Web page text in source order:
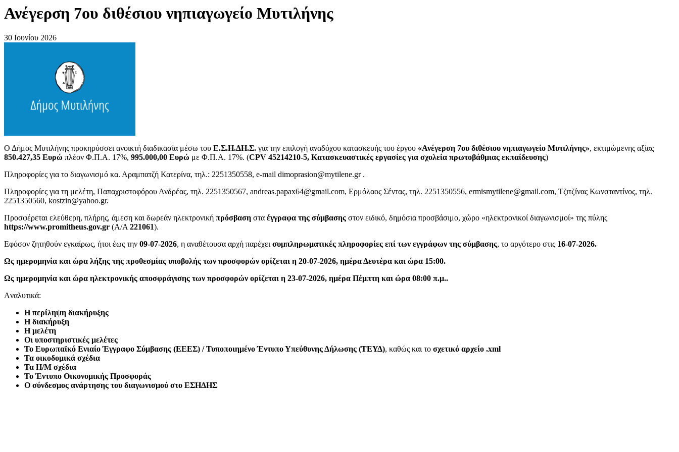
Ανέγερση 7ου διθέσιου νηπιαγωγείο Μυτιλήνης
30 Ιουνίου 2026
Ο Δήμος Μυτιλήνης προκηρύσσει ανοικτή διαδικασία μέσω του Ε.Σ.Η.ΔΗ.Σ. για την επιλογή αναδόχου κατασκευής του έργου «Ανέγερση 7ου διθέσιου νηπιαγωγείο Μυτιλήνης», εκτιμώμενης αξίας
850.427,35 Ευρώ πλέον Φ.Π.Α. 17%, 995.000,00 Ευρώ με Φ.Π.Α. 17%. (CPV 45214210-5, Κατασκευαστικές εργασίες για σχολεία πρωτοβάθμιας εκπαίδευσης)
Πληροφορίες για το διαγωνισμό κα. Αραμπατζή Κατερίνα, τηλ.: 2251350558, e-mail dimoprasion@mytilene.gr.
Πληροφορίες για τη μελέτη, Παπαχριστοφόρου Ανδρέας, τηλ. 2251350567, andreas.papax64@gmail.com, Ερμόλαος Σέντας, τηλ. 2251350556, ermismytilene@gmail.com, Τζιτζίνας Κωνσταντίνος, τηλ.
2251350560, kostzin@yahoo.gr.
Προσφέρεται ελεύθερη, πλήρης, άμεση και δωρεάν ηλεκτρονική πρόσβαση στα έγγραφα της σύμβασης στον ειδικό, δημόσια προσβάσιμο, χώρο «ηλεκτρονικοί διαγωνισμοί» της πύλης
https://www.promitheus.gov.gr (Α/Α221061).
Εφόσον ζητηθούν εγκαίρως, ήτοι έως την 09-07-2026, η αναθέτουσα αρχή παρέχεισυμπληρωματικές πληροφορίες επί των εγγράφων της σύμβασης, το αργότερο στις 16-07-2026.
Ως ημερομηνία και ώρα λήξης της προθεσμίας υποβολής των προσφορών ορίζεται η 20-07-2026, ημέρα Δευτέρα και ώρα 15:00.
Ως ημερομηνία και ώρα ηλεκτρονικής αποσφράγισης των προσφορών ορίζεται η 23-07-2026, ημέρα Πέμπτη και ώρα 08:00 π.μ..
Aναλυτικά:
Η περίληψη διακήρυξης
Η διακήρυξη
Η μελέτη
Οι υποστηριστικές μελέτες
Το Ευρωπαϊκό Ενιαίο Έγγραφο Σύμβασης (ΕΕΕΣ) / Τυποποιημένο Έντυπο Υπεύθυνης Δήλωσης (ΤΕΥΔ), καθώς και το σχετικό αρχείο .xml
Τα οικοδομικά σχέδια
Τα Η/Μ σχέδια
To Έντυπο Οικονομικής Προσφοράς
Ο σύνδεσμος ανάρτησης του διαγωνισμού στο ΕΣΗΔΗΣ